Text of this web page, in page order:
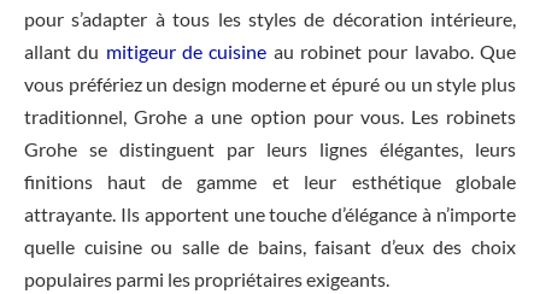
pour s’adapter à tous les styles de décoration intérieure,
allant du mitigeur de cuisine au robinet pour lavabo. Que
vous préfériez un design moderne et épuré ou un style plus
traditionnel, Grohe a une option pour vous. Les robinets
Grohe se distinguent par leurs lignes élégantes, leurs
finitions haut de gamme et leur esthétique globale
attrayante. Ils apportent une touche d’élégance à n’importe
quelle cuisine ou salle de bains, faisant d’eux des choix
populaires parmi les propriétaires exigeants.